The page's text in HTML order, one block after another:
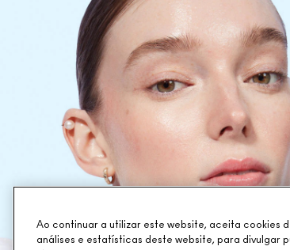
Ao continuar a utilizar este website, aceita cookies
análises e estatísticas deste website, para divulgar